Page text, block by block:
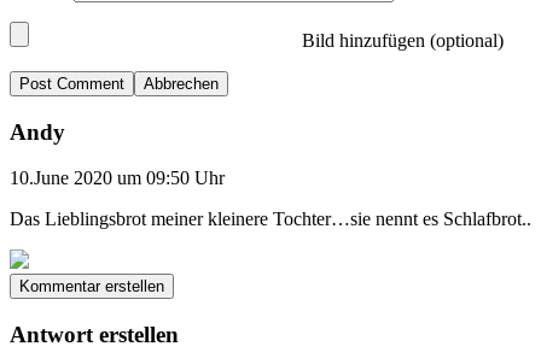
Bild hinzufügen (optional)
Abbrechen
Andy
10.June 2020 um 09:50 Uhr
Das Lieblingsbrot meiner kleinere Tochter…sie nennt es Schlafbrot..
Kommentar erstellen
Antwort erstellen